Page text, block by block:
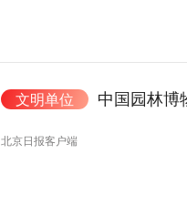
文明单位 中国园林博
北京日报客户端